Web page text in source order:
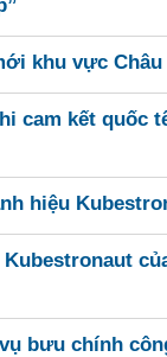
khu vực Châu
cam kết quốc
hiệu
bưu chính